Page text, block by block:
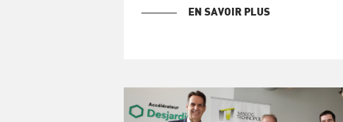
EN SAVOIR PLUS